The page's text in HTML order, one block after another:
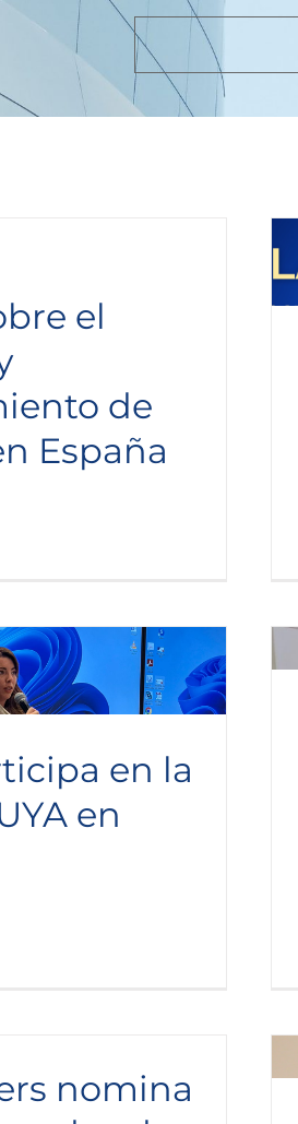
el
de
España
en la Elite de Chambers &
Partners
Sala de Prensa
en la
en
Empresarial del Gran
su acuerdo estratégico
nomina